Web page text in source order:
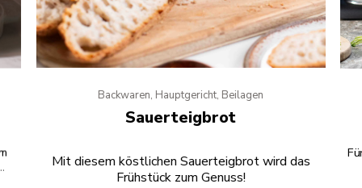
Backwaren, Hauptgericht, Beilagen
Sauerteigbrot
Mit diesem köstlichen Sauerteigbrot wird das
Frühstück zum Genuss!